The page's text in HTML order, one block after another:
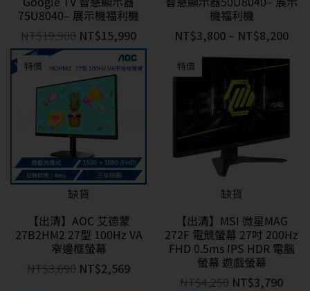
75U8040– 展示機福利機
NT$19,900 NT$15,990
機福利機
NT$3,800 – NT$8,200
特價
缺貨
【出清】AOC 艾德蒙
27B2HM2 27型 100Hz VA
窄邊框螢幕
NT$3,690 NT$2,569
特價
缺貨
【出清】MSI 微星MAG
272F 電競螢幕 27吋 200Hz
FHD 0.5ms IPS HDR 電腦
螢幕 遊戲螢幕
NT$4,250 NT$3,790